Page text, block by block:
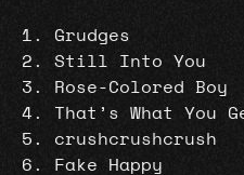
Grudges
Still Into You
Rose-Colored Boy
That’s What You
crushcrushcrush
Fake Happy